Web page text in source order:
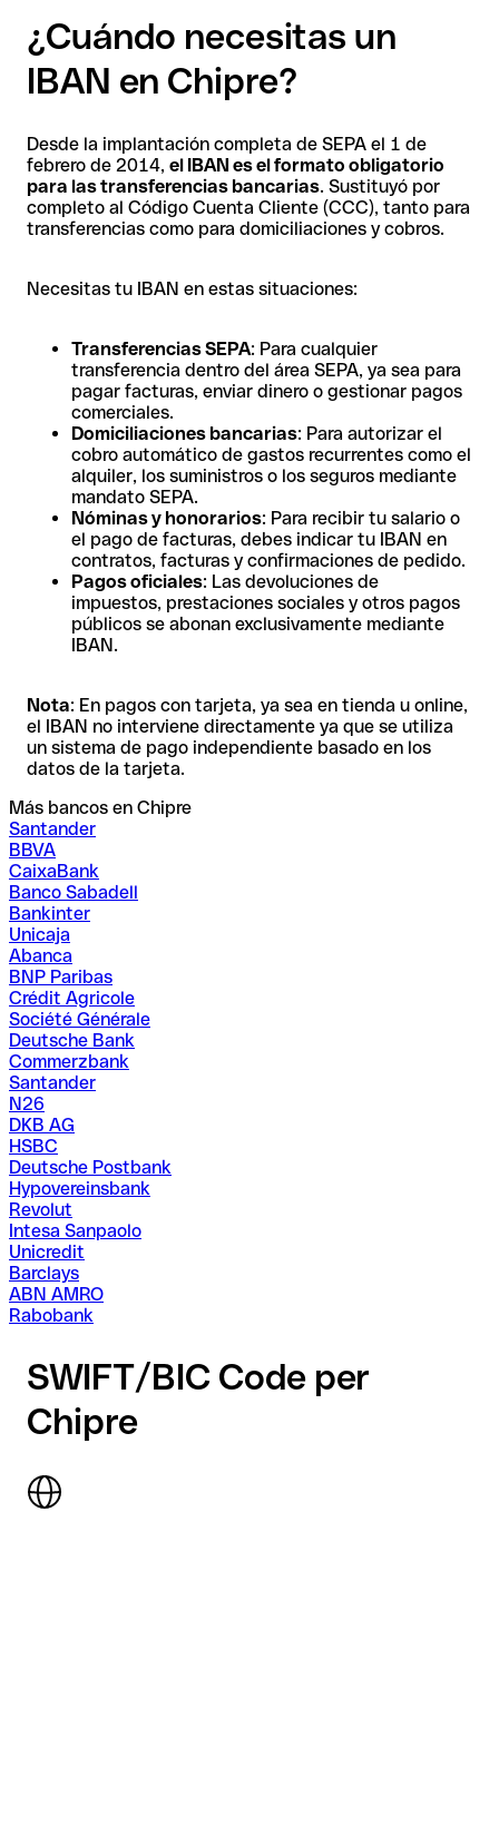
¿Cuándo necesitas un
IBAN en Chipre?
Desde la implantación completa de SEPA el 1 de
febrero de 2014, el IBAN es el formato obligatorio
para las transferencias bancarias. Sustituyó por
completo al Código Cuenta Cliente (CCC), tanto para
transferencias como para domiciliaciones y cobros.
Necesitas tu IBAN en estas situaciones:
Transferencias SEPA: Para cualquier
transferencia dentro del área SEPA, ya sea para
pagar facturas, enviar dinero o gestionar pagos
comerciales.
Domiciliaciones bancarias: Para autorizar el
cobro automático de gastos recurrentes como el
alquiler, los suministros o los seguros mediante
mandato SEPA.
Nóminas y honorarios: Para recibir tu salario o
el pago de facturas, debes indicar tu IBAN en
contratos, facturas y confirmaciones de pedido.
Pagos oficiales: Las devoluciones de
impuestos, prestaciones sociales y otros pagos
públicos se abonan exclusivamente mediante
IBAN.
Nota: En pagos con tarjeta, ya sea en tienda u online,
el IBAN no interviene directamente ya que se utiliza
un sistema de pago independiente basado en los
datos de la tarjeta.
Más bancos en Chipre
Santander
BBVA
CaixaBank
Banco Sabadell
Bankinter
Unicaja
Abanca
BNP Paribas
Crédit Agricole
Société Générale
Deutsche Bank
Commerzbank
Santander
N26
DKB AG
HSBC
Deutsche Postbank
Hypovereinsbank
Revolut
Intesa Sanpaolo
Unicredit
Barclays
ABN AMRO
Rabobank
SWIFT/BIC Code per
Chipre